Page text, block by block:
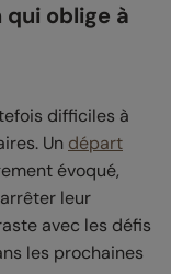
oblige à
difficiles à
Un départ
évoqué,
leur
avec les défis
les prochaines